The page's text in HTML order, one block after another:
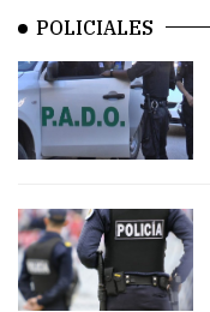
aliqua
ut
enim
ad
minim
veniam
2018
PUBLICIDAD
POLICIALES